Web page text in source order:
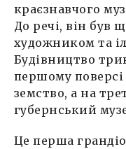
краєзнавчого
До речі, він був
художником та
Будівництво
першому
земство, а на
губернський
Це перша